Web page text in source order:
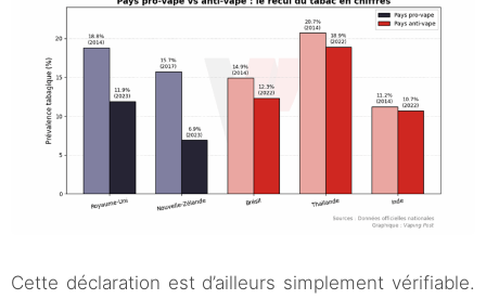
Cette déclaration est d’ailleurs simplement vérifiable.